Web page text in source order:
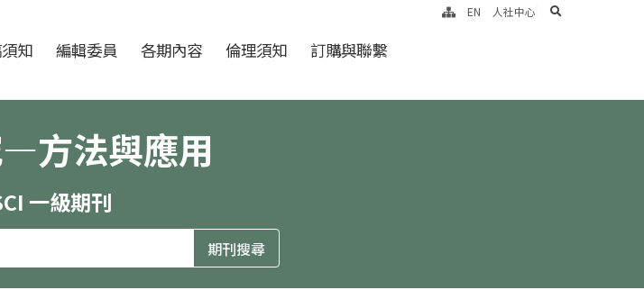
知 編輯委員 各期內容 倫理須知 訂購與聯繫
EN 人社中心 search
方法與應用
一級期刊